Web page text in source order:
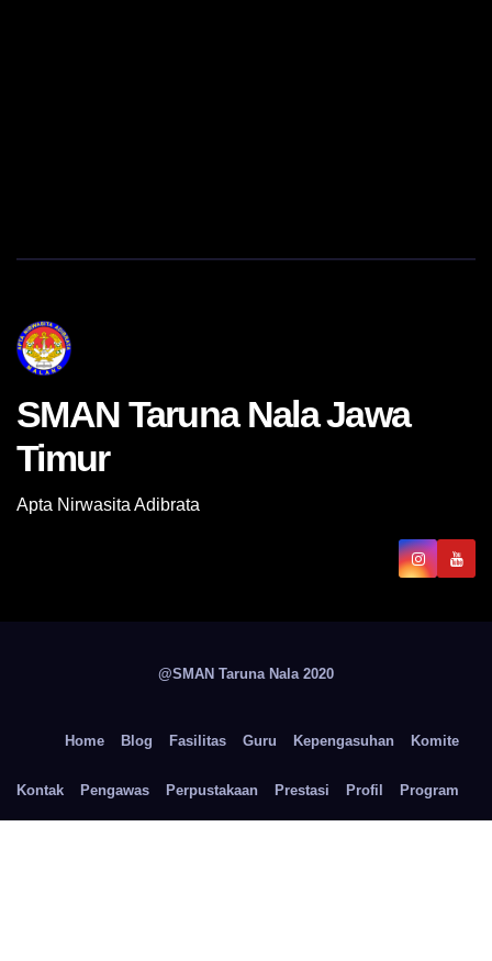
SMAN Taruna Nala Jawa
Timur
Apta Nirwasita Adibrata
@SMAN Taruna Nala 2020
Home Blog Fasilitas Guru Kepengasuhan Komite
Kontak Pengawas Perpustakaan Prestasi Profil Program